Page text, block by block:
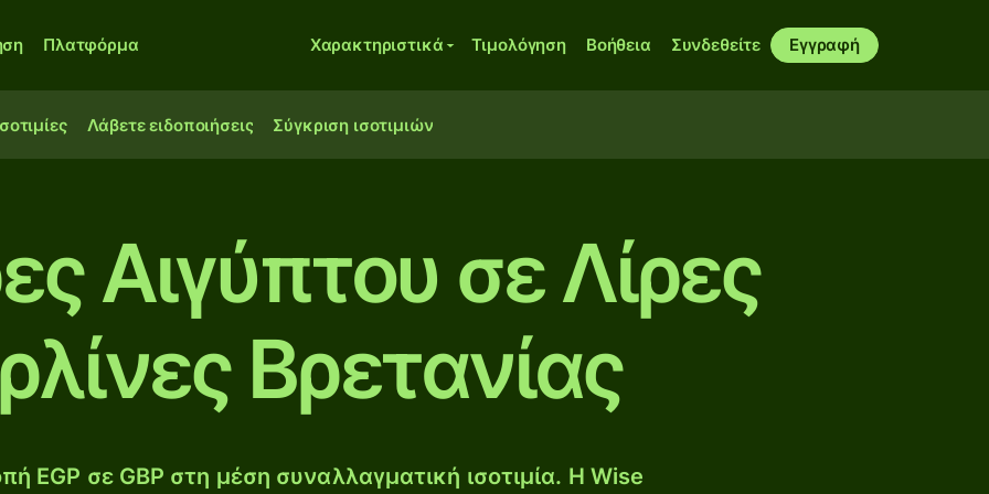
Πλατφόρμα Χαρακτηριστικά Τιμολόγηση Βοήθεια Συνδεθείτε Εγγραφή
Λάβετε ειδοποιήσεις Σύγκριση ισοτιμιών
Αιγύπτου σε Λίρες
Βρετανίας
EGP σε GBP στη μέση συναλλαγματική ισοτιμία. Η Wise